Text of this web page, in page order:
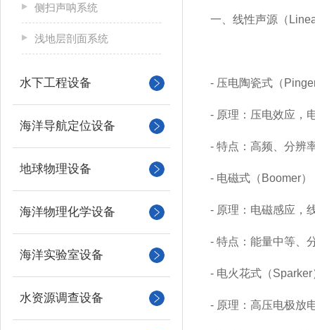
侧扫声呐系统
浅地层剖面系统
水下工程设备
海洋导航定位设备
地球物理设备
海洋物理化学设备
海洋实验室设备
水资源调查设备
一、线性声源（
- 压电陶瓷式（
- 原理：压电效应，
- 特点：高频、分辨
- 电磁式（Boomer）
- 原理：电磁感应，
- 特点：能量中等、
- 电火花式（Sparker
- 原理：高压电极放